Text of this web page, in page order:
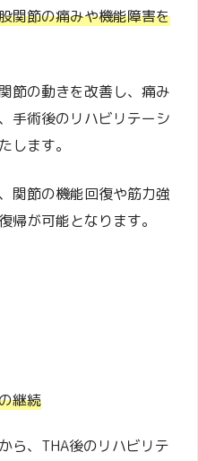
関節の痛みや機能障害を
節の動きを改善し、痛み
手術後のリハビリテーシ
します。
関節の機能回復や筋力強
帰が可能となります。
継続
ら、THA後のリハビリテ